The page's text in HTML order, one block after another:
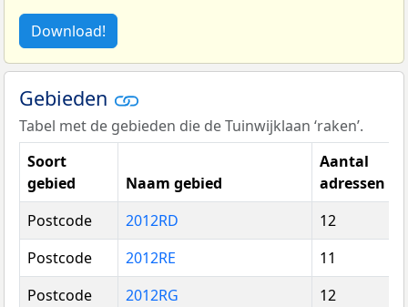
Download!
Gebieden
Tabel met de gebieden die de Tuinwijklaan ‘raken’.
Soort
gebied
Naam gebied
Aantal
adressen
Postcode
2012RD
12
Postcode
2012RE
11
Postcode
2012RG
12